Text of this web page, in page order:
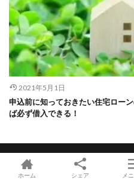
2021年5月1日
申込前に知っておきたい住宅ロー
ば必ず借入できる！
HOME おすすめ記事
ホーム シェア メ